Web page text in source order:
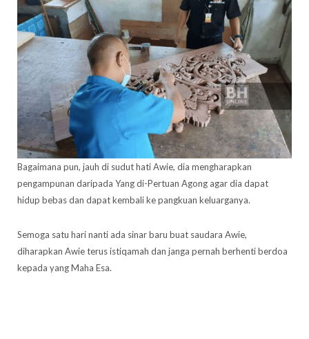
Bagaimana pun, jauh di sudut hati Awie, dia mengharapkan
pengampunan daripada Yang di-Pertuan Agong agar dia dapat
hidup bebas dan dapat kembali ke pangkuan keluarganya.
Semoga satu hari nanti ada sinar baru buat saudara Awie,
diharapkan Awie terus istiqamah dan janga pernah berhenti berdoa
kepada yang Maha Esa.